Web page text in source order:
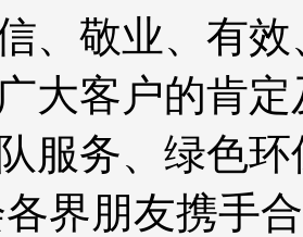
、敬业、有
大客户的肯
服务、绿色
界朋友携手